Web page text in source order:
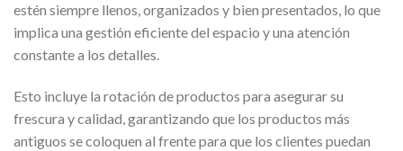
estén siempre llenos, organizados y bien presentados, lo que
implica una gestión eficiente del espacio y una atención
constante a los detalles.
Esto incluye la rotación de productos para asegurar su
frescura y calidad, garantizando que los productos más
antiguos se coloquen al frente para que los clientes puedan